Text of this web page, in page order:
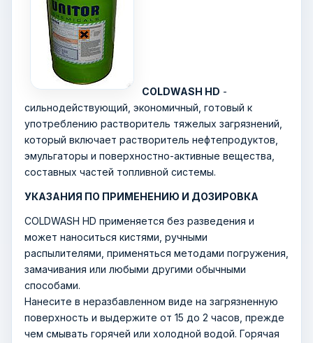
COLDWASH HD -
сильнодействующий, экономичный, готовый к
употреблению растворитель тяжелых загрязнений,
который включает растворитель нефтепродуктов,
эмульгаторы и поверхностно-активные вещества,
составных частей топливной системы.
УКАЗАНИЯ ПО ПРИМЕНЕНИЮ И ДОЗИРОВКА
COLDWASH HD применяется без разведения и
может наноситься кистями, ручными
распылителями, применяться методами погружения,
замачивания или любыми другими обычными
способами.
Нанесите в неразбавленном виде на загрязненную
поверхность и выдержите от 15 до 2 часов, прежде
чем смывать горячей или холодной водой. Горячая